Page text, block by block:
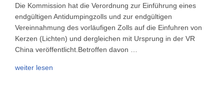
Die Kommission hat die Verordnung zur Einführung eines
endgültigen Antidumpingzolls und zur endgültigen
Vereinnahmung des vorläufigen Zolls auf die Einfuhren von
Kerzen (Lichten) und dergleichen mit Ursprung in der VR
China veröffentlicht.Betroffen davon …
weiter lesen